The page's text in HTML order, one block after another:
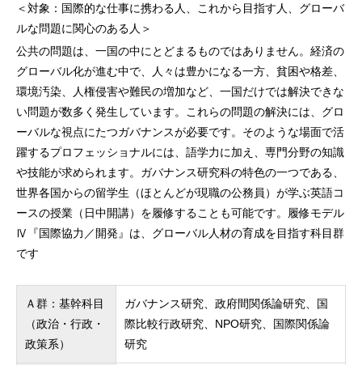
＜対象：国際的な仕事に携わる人、これから目指す人、グローバ
ルな問題に関心のある人＞
公共の問題は、一国の中にとどまるものではありません。経済の
グローバル化が進む中で、人々は豊かになる一方、貧困や格差、
環境汚染、人権侵害や難民の増加など、一国だけでは解決できな
い問題が数多く発生しています。これらの問題の解決には、グロ
ーバルな視点にたつガバナンスが必要です。そのような場面で活
躍するプロフェッショナルには、語学力に加え、専門分野の知識
や技能が求められます。ガバナンス研究科の特色の一つである、
世界各国からの留学生（ほとんどが現職の公務員）が学ぶ英語コ
ースの授業（日中開講）を履修することも可能です。履修モデル
Ⅳ『国際協力／開発』は、グローバル人材の育成を目指す科目群
です
Ａ群：基幹科目
（政治・行政・
政策系）
ガバナンス研究、政府間関係論研究、国
際比較行政研究、NPO研究、国際関係論
研究